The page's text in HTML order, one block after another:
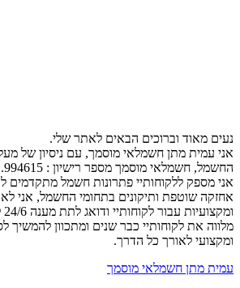
נעים מאוד וברוכים הבאים לאתר שלי.
החשמל, חשמלאי מוסמך מספר רישיון : 994615.
אני מספק ללקוחותיי פתרונות חשמל מתקדמים
אחזקה שוטפת ותיקונים בתחומי החשמל, אני
מלווה את לקוחותיי כבר שנים ומתכוון להמשיך
ומקצועי לאורך כל הדרך.
עמית מתן חשמלאי מוסמך